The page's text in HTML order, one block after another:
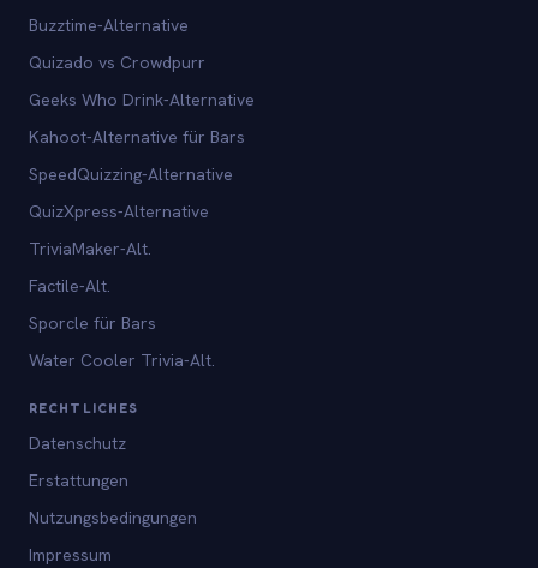
Buzztime-Alternative
Quizado vs Crowdpurr
Geeks Who Drink-Alternative
Kahoot-Alternative für Bars
SpeedQuizzing-Alternative
QuizXpress-Alternative
TriviaMaker-Alt.
Factile-Alt.
Sporcle für Bars
Water Cooler Trivia-Alt.
RECHTLICHES
Datenschutz
Erstattungen
Nutzungsbedingungen
Impressum